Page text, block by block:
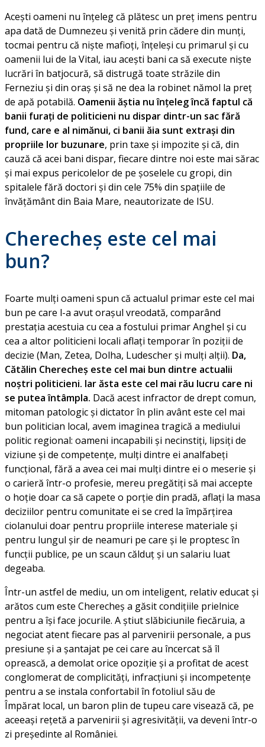
Acești oameni nu înțeleg că plătesc un preț imens pentru
apa dată de Dumnezeu și venită prin cădere din munți,
tocmai pentru că niște mafioți, înțeleși cu primarul și cu
oamenii lui de la Vital, iau acești bani ca să execute niște
lucrări în batjocură, să distrugă toate străzile din
Ferneziu și din oraș și să ne dea la robinet nămol la preț
de apă potabilă. Oamenii ăștia nu înțeleg încă faptul că
banii furați de politicieni nu dispar dintr-un sac fără
fund, care e al nimănui, ci banii ăia sunt extrași din
propriile lor buzunare, prin taxe și impozite și că, din
cauză că acei bani dispar, fiecare dintre noi este mai sărac
și mai expus pericolelor de pe șoselele cu gropi, din
spitalele fără doctori și din cele 75% din spațiile de
învățământ din Baia Mare, neautorizate de ISU.
Cherecheș este cel mai
bun?
Foarte mulți oameni spun că actualul primar este cel mai
bun pe care l-a avut orașul vreodată, comparând
prestația acestuia cu cea a fostului primar Anghel și cu
cea a altor politicieni locali aflați temporar în poziții de
decizie (Man, Zetea, Dolha, Ludescher și mulți alții). Da,
Cătălin Cherecheș este cel mai bun dintre actualii
noștri politicieni. Iar ăsta este cel mai rău lucru care ni
se putea întâmpla. Dacă acest infractor de drept comun,
mitoman patologic și dictator în plin avânt este cel mai
bun politician local, avem imaginea tragică a mediului
politic regional: oameni incapabili și necinstiți, lipsiți de
viziune și de competențe, mulți dintre ei analfabeți
funcțional, fără a avea cei mai mulți dintre ei o meserie și
o carieră într-o profesie, mereu pregătiți să mai accepte
o hoție doar ca să capete o porție din pradă, aflați la masa
deciziilor pentru comunitate ei se cred la împărțirea
ciolanului doar pentru propriile interese materiale și
pentru lungul șir de neamuri pe care și le proptesc în
funcții publice, pe un scaun călduț și un salariu luat
degeaba.
Într-un astfel de mediu, un om inteligent, relativ educat și
arătos cum este Cherecheș a găsit condițiile prielnice
pentru a își face jocurile. A știut slăbiciunile fiecăruia, a
negociat atent fiecare pas al parvenirii personale, a pus
presiune și a șantajat pe cei care au încercat să îl
oprească, a demolat orice opoziție și a profitat de acest
conglomerat de complicități, infracțiuni și incompetențe
pentru a se instala confortabil în fotoliul său de
Împărat local, un baron plin de tupeu care visează că, pe
aceeași rețetă a parvenirii și agresivității, va deveni într-o
zi președinte al României.